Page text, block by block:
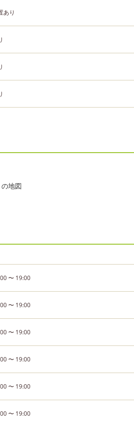
あり
〜 19:00
〜 19:00
〜 19:00
〜 19:00
〜 19:00
〜 19:00